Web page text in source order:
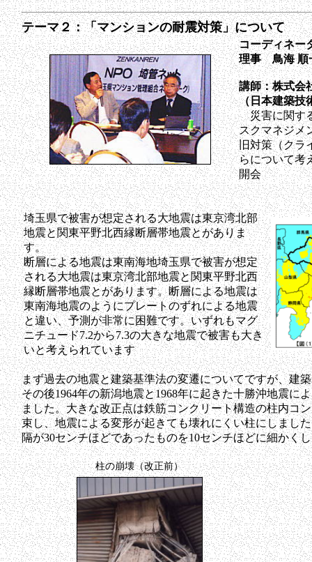
テーマ２：「マンションの耐震対策」について
コーディネー
理事 鳥海
講師：株式
（日本建築技
災害に関する
スクマネジメ
旧対策（クラ
らについて考
開会
埼玉県で被害が想定される大地震は東京湾北部
地震と関東平野北西縁断層帯地震とがありま
す。
断層による地震は東南海地埼玉県で被害が想定
される大地震は東京湾北部地震と関東平野北西
縁断層帯地震とがあります。断層による地震は
東南海地震のようにプレートのずれによる地震
と違い、予測が非常に困難です。いずれもマグ
ニチュード7.2から7.3の大きな地震で被害も大き
いと考えられています
まず過去の地震と建築基準法の変遷についてですが、建
その後1964年の新潟地震と1968年に起きた十勝沖地震に
ました。大きな改正点は鉄筋コンクリート構造の柱内コ
束し、地震による変形が起きても壊れにくい柱にしまし
隔が30センチほどであったものを10センチほどに細かく
柱の崩壊（改正前）